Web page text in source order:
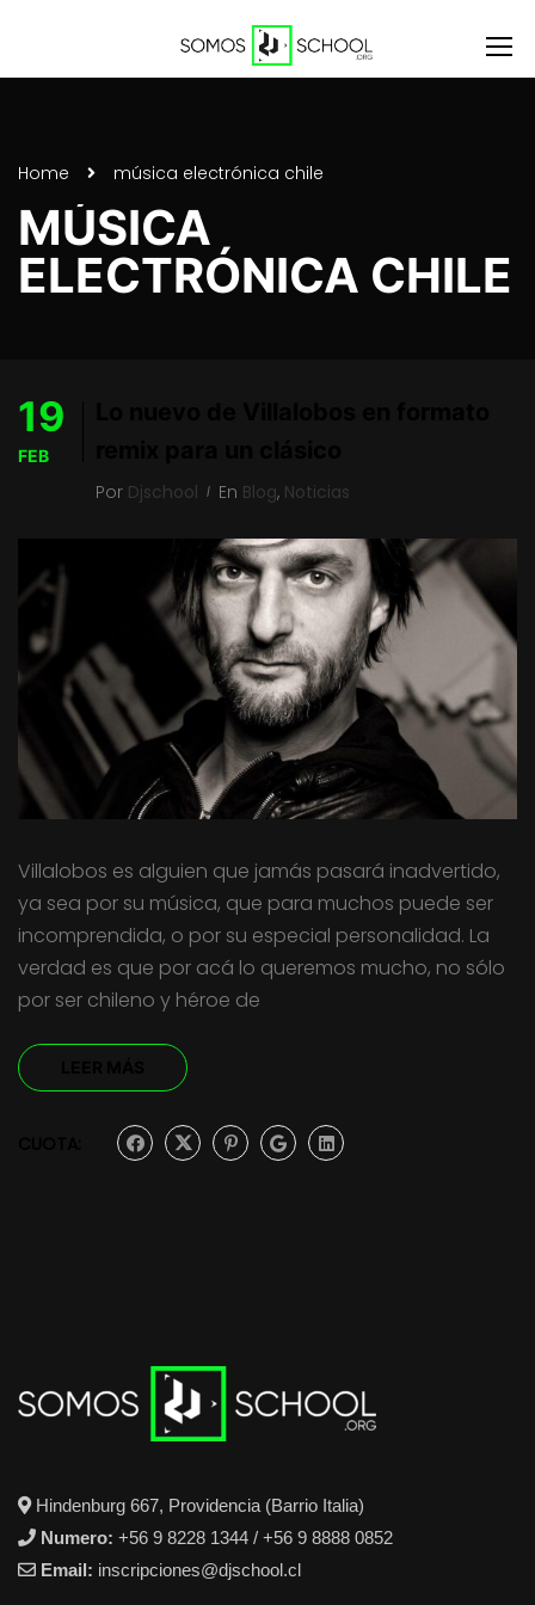
Home música electrónica chile
MÚSICA
ELECTRÓNICA CHILE
19
FEB
Por Djschool En Blog, Noticias
Villalobos es alguien que jamás pasará inadvertido,
ya sea por su música, que para muchos puede ser
incomprendida, o por su especial personalidad. La
verdad es que por acá lo queremos mucho, no sólo
por ser chileno y héroe de
Hindenburg 667, Providencia (Barrio Italia)
Numero: +56 9 8228 1344 / +56 9 8888 0852
Email: inscripciones@djschool.cl